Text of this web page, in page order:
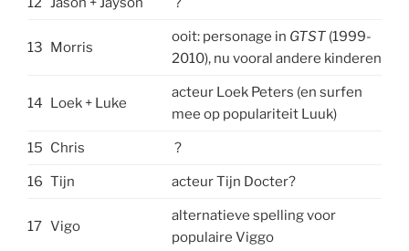
13 Morris
ooit: personage in GTST (1999-
2010), nu vooral andere kinderen
14 Loek + Luke
acteur Loek Peters (en surfen
mee op populariteit Luuk)
15 Chris ?
16 Tijn acteur Tijn Docter?
17 Vigo
alternatieve spelling voor
populaire Viggo